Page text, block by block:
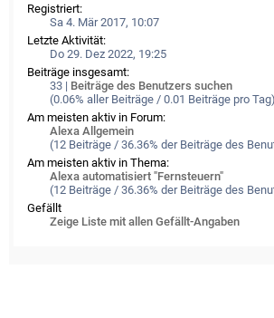
Registriert:
Sa 4. Mär 2017, 10:07
Letzte Aktivität:
Do 29. Dez 2022, 19:25
Beiträge insgesamt:
33 | Beiträge des Benutzers suchen
(0.06% aller Beiträge / 0.01 Beiträge pro Tag)
Am meisten aktiv in Forum:
Alexa Allgemein
(12 Beiträge / 36.36% der Beiträge des
Am meisten aktiv in Thema:
Alexa automatisiert "Fernsteuern"
(12 Beiträge / 36.36% der Beiträge des
Gefällt
Zeige Liste mit allen Gefällt-Angaben